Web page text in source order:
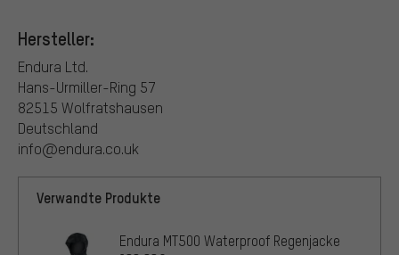
Hersteller:
Endura Ltd.
Hans-Urmiller-Ring 57
82515 Wolfratshausen
Deutschland
info@endura.co.uk
Verwandte Produkte
Endura MT500 Waterproof Regenjacke